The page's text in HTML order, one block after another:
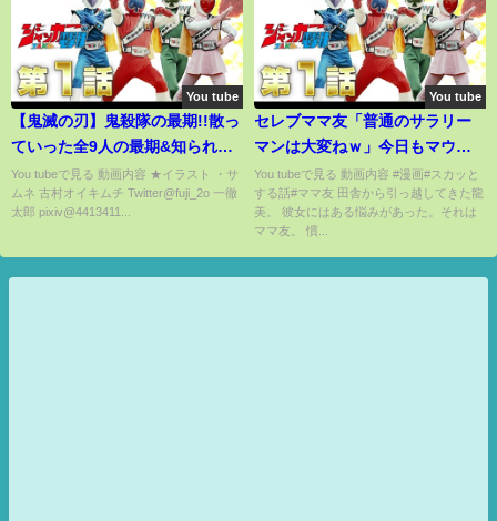
You tube
【鬼滅の刃】鬼殺隊の最期!!散っ
ていった全9人の最期&知られざ
るエピソードを徹底解説！【時
透無一郎】【煉獄杏寿郎】【胡
蝶しのぶ】【伊黒小芭内】【甘
You tubeで見る 動画内容 ★イラスト ・サ
ムネ 古村オイキムチ Twitter@fuji_2o 一徹
太郎 pixiv@4413411...
You tube
セレブママ友「普通のサラリー
マンは大変ねｗ」今日もマウン
ティング！→子どもの一言でま
さかの大逆転ｗｗ
You tubeで見る 動画内容 #漫画#スカッと
する話#ママ友 田舎から引っ越してきた龍
美。 彼女にはある悩みがあった。それは
ママ友。 慣...